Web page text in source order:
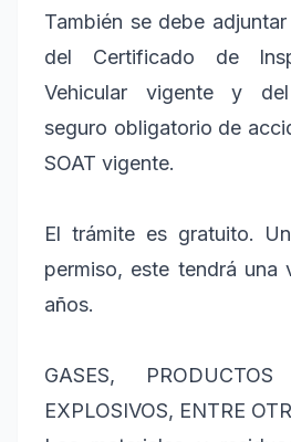
También se debe
del Certificado de
Vehicular vigente y
seguro obligatorio de
SOAT vigente.
El trámite es gratuito.
permiso, este tendrá una
años.
GASES, PRODUCTOS
EXPLOSIVOS, ENTRE